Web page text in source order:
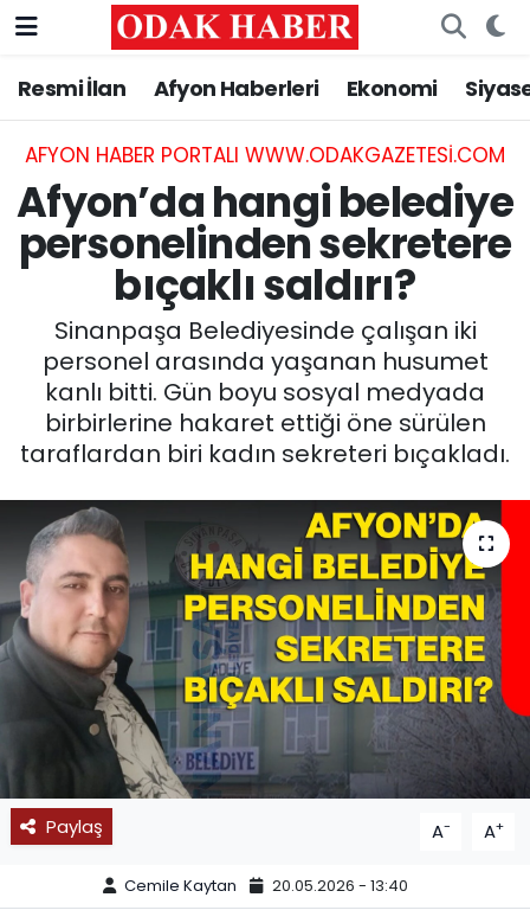
Resmi İlan Afyon Haberleri Ekonomi
AFYON HABER PORTALI WWW.ODAKGAZETESI.COM
Afyon’da hangi belediye
personelinden sekretere
bıçaklı saldırı?
Sinanpaşa Belediyesinde çalışan iki
personel arasında yaşanan husumet
kanlı bitti. Gün boyu sosyal medyada
birbirlerine hakaret ettiği öne sürülen
taraflardan biri kadın sekreteri bıçakladı.
Paylaş A- A+
Cemile Kaytan 20.05.2026 - 13:40
AFYONKARAHİSAR HABERLERİ
Resmi İlan
ASAYİŞ
GÜNCEL
SİYASET
EĞİTİM
MAGAZİN
SAĞLIK
SPOR
11:11 MANŞET
Nöbetçi Eczaneler
Hava Durumu
Trafik Durumu
Süper Lig Puan Durumu ve Fikstür
Tüm Manşetler
Son Dakika Haberleri
Haber Arşivi